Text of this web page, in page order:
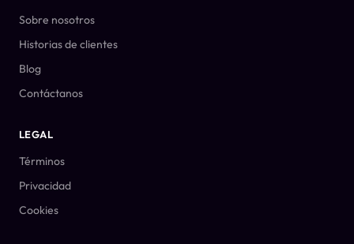
Sobre nosotros
Historias de clientes
Blog
Contáctanos
LEGAL
Términos
Privacidad
Cookies